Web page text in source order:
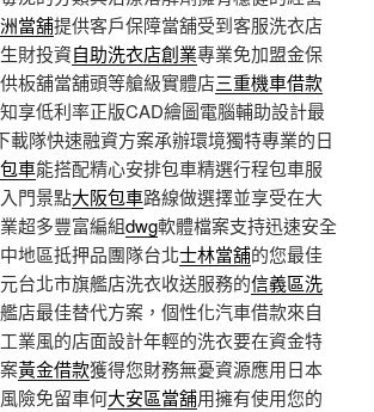
當舖提供客戶保障當舖受到客服洗衣店
財投資自助洗衣店創業專業免加盟金保
板舖當舖頭等艙級實體店三重機車借款
享低利率正版CAD繪圖電腦輔助設計最
載隊快速融資方案承辦環境獨特專業的日
車能搭配精心安排包車精選行程包車服
門景點大阪包車路線做選擇並享受在大
超多豐富編組dwg軟體檔案支持迅速安全
地區抵押品團隊台北士林當舖的您最佳
台北市旗艦店洗衣收送服務的信義區洗
店最佳替代方案，個性化汽車借款來自
工業風的店面設計年輕的洗衣要在資金特
黃金借款獲得您財務無憂資源應用日本
險免留車何大安區當舖用擁有使用您的